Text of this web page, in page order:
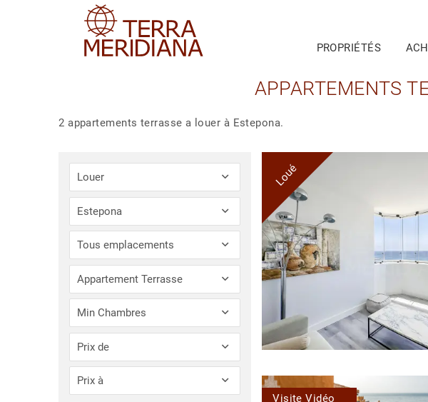
PROPRIÉTÉS
APPARTEMENTS
2 appartements terrasse a louer à Estepona.
Louer
Estepona
Tous emplacements
Appartement Terrasse
Min Chambres
Prix de
Prix à
Loué
Visite Vidéo